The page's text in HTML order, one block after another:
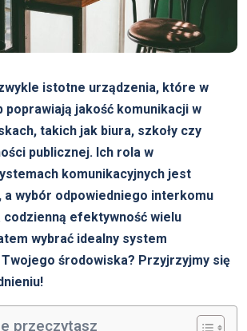
istotne urządzenia, które w
poprawiają jakość komunikacji w
takich jak biura, szkoły czy
publicznej. Ich rola w
komunikacyjnych jest
a wybór odpowiedniego interkomu
codzienną efektywność wielu
wybrać idealny system
środowiska? Przyjrzyjmy się
przeczytasz